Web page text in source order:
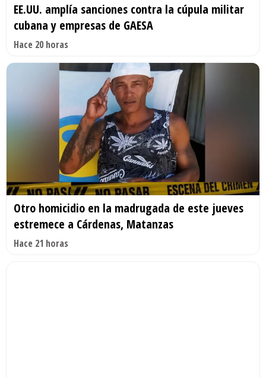
EE.UU. amplía sanciones contra la cúpula militar
cubana y empresas de GAESA
Hace 20 horas
Otro homicidio en la madrugada de este jueves
estremece a Cárdenas, Matanzas
Hace 21 horas